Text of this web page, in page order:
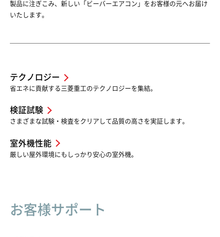
製品に注ぎこみ、新しい「ビーバーエアコン」をお客様の元へお届け
いたします。
テクノロジー
省エネに貢献する三菱重工のテクノロジーを集結。
検証試験
さまざまな試験・検査をクリアして品質の高さを実証します。
室外機性能
厳しい屋外環境にもしっかり安心の室外機。
お客様サポート